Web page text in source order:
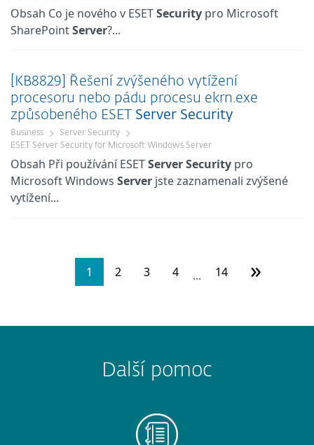
Obsah Co je nového v ESETSecurity pro Microsoft
SharePointServer?...
[KB8829] Řešení zvýšeného vytížení
procesoru nebo pádu procesu ekrn.exe
způsobeného ESET Server Security
Business
Server Security
ESET Server Security for Microsoft Windows Server
Obsah Při používání ESETServerSecurity pro
Microsoft Windows Server jste zaznamenali zvýšené
vytížení...
1 2 3 4 ... 14 »
Další pomoc